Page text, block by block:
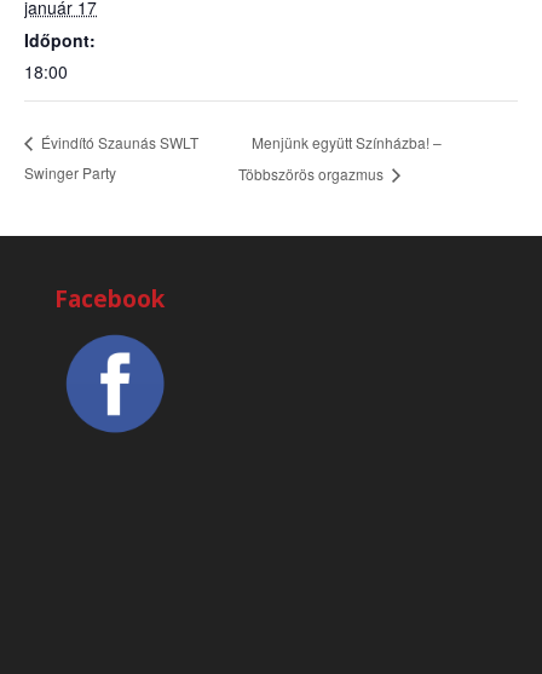
január 17
Időpont:
18:00
Évindító Szaunás SWLT
Swinger Party
Menjünk együtt Színházba! –
Többszörös orgazmus
Facebook